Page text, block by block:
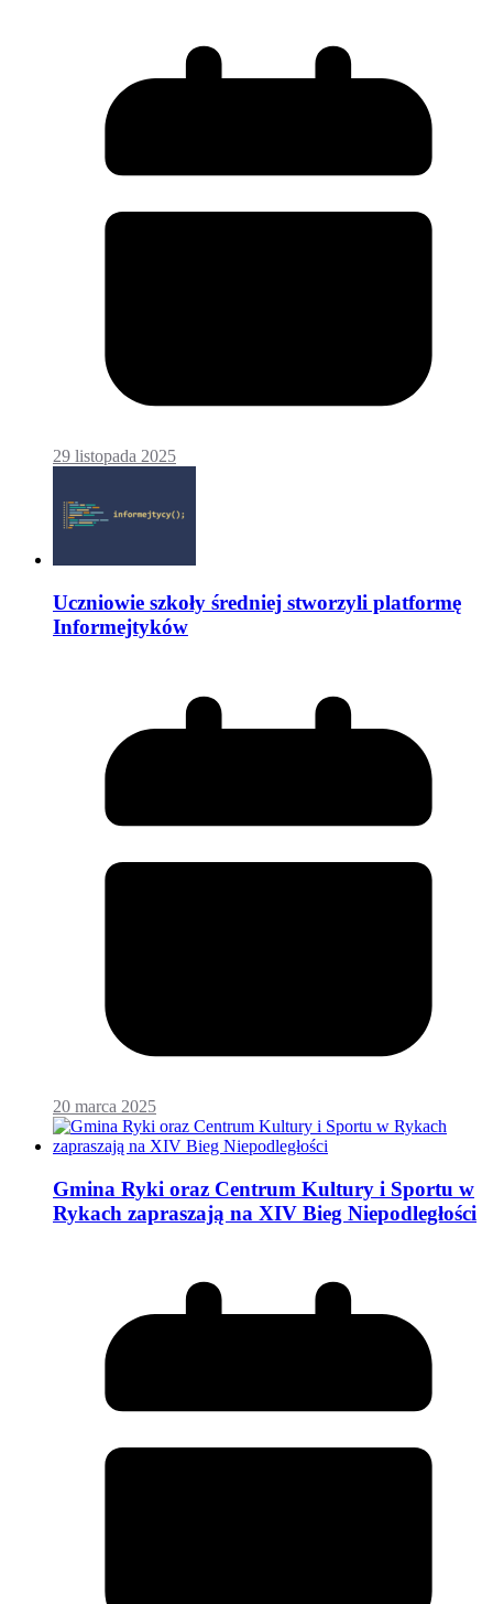
29 listopada 2025
Uczniowie szkoły średniej stworzyli platformę
Informejtyków
20 marca 2025
Gmina Ryki oraz Centrum Kultury i Sportu w
Rykach zapraszają na XIV Bieg Niepodległości